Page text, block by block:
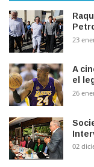
23
A
el
26
02